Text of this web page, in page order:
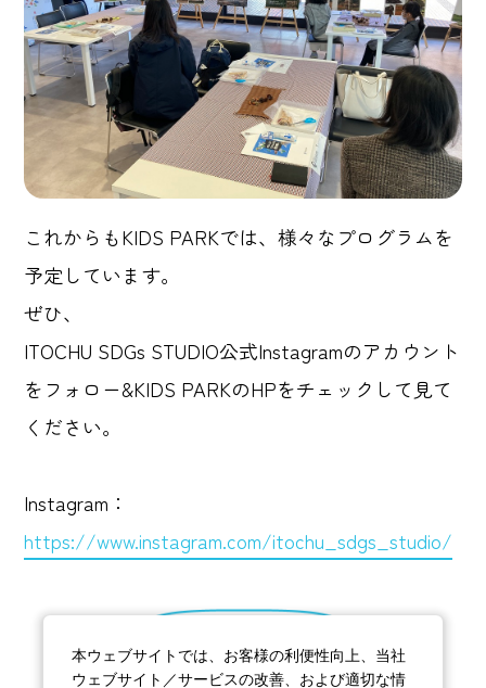
これからもKIDS PARKでは、様々なプログラムを
予定しています。
ぜひ、
ITOCHU SDGs STUDIO公式Instagramのアカウント
をフォロー&KIDS PARKのHPをチェックして見て
ください。
Instagram：
https://www.instagram.com/itochu_sdgs_studio/
本ウェブサイトでは、お客様の利便性向上、当社
ウェブサイト／サービスの改善、および適切な情